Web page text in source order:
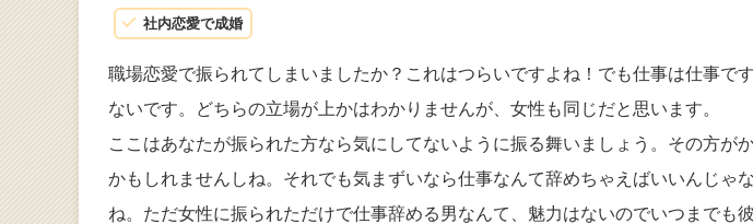
社内恋愛で成婚
職場恋愛で振られてしまいましたか？これはつらいですよね！でも仕事は仕事で
ないです。どちらの立場が上かはわかりませんが、女性も同じだと思います。
ここはあなたが振られた方なら気にしてないように振る舞いましょう。その方が
かもしれませんしね。それでも気まずいなら仕事なんて辞めちゃえばいいんじゃ
ね。ただ女性に振られただけで仕事辞める男なんて、魅力はないのでいつまでも